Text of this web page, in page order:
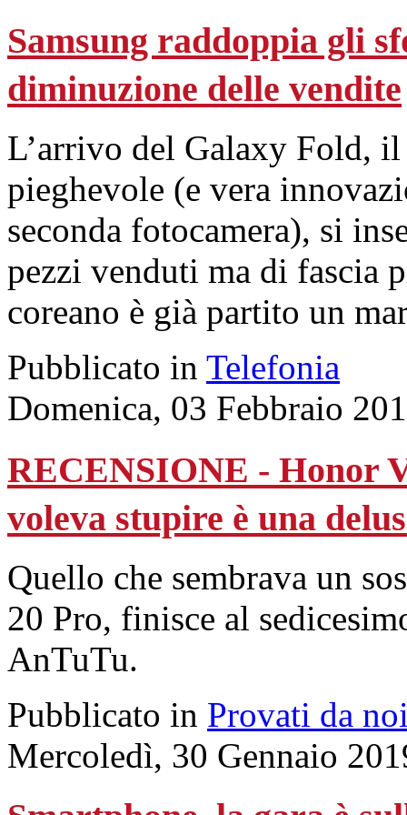
Samsung raddoppia gli
diminuzione delle vendite
L’arrivo del Galaxy Fold,
pieghevole (e vera
seconda fotocamera), si
pezzi venduti ma di fascia
coreano è già partito un
Pubblicato in Telefonia
Domenica, 03 Febbraio
RECENSIONE - Honor
voleva stupire è una
Quello che sembrava un
20 Pro, finisce al
AnTuTu.
Pubblicato in Provati da
Mercoledì, 30 Gennaio